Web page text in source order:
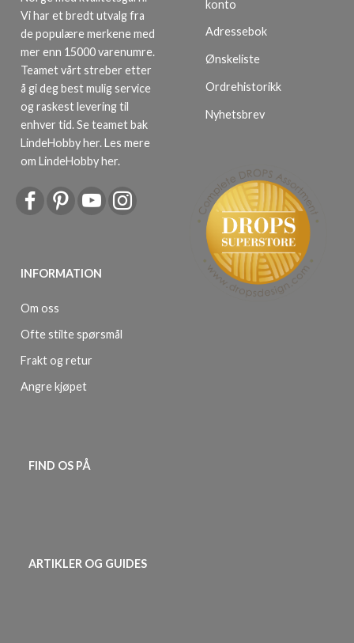
Vi har et bredt utvalg fra
de populære merkene med
mer enn 15000 varenumre.
Teamet vårt streber etter
å gi deg best mulig service
og raskest levering til
enhver tid. Se teamet bak
LindeHobby her.Les mere
om LindeHobby her.
INFORMATION
Om oss
Ofte stilte spørsmål
Frakt og retur
Angre kjøpet
konto
Adressebok
Ønskeliste
Ordrehistorikk
Nyhetsbrev
FIND OS PÅ
ARTIKLER OG GUIDES